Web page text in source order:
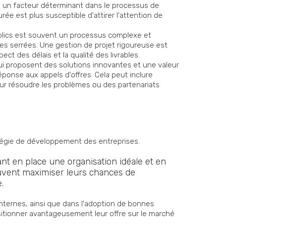
facteur déterminant dans le processus de
est plus susceptible d'attirer l'attention de
est souvent un processus complexe et
serrées. Une gestion de projet rigoureuse est
des délais et la qualité des livrables.
proposent des solutions innovantes et une valeur
aux appels d'offres. Cela peut inclure
résoudre les problèmes ou des partenariats
de développement des entreprises.
en place une organisation idéale et en
maximiser leurs chances de
ainsi que dans l'adoption de bonnes
avantageusement leur offre sur le marché